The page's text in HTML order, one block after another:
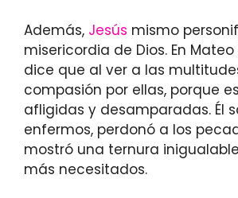
Además, Jesús mismo
misericordia de Dios. En Mateo
dice que al ver a las
compasión por ellas, porque
afligidas y desamparadas. Él
enfermos, perdonó a los
mostró una ternura
más necesitados.